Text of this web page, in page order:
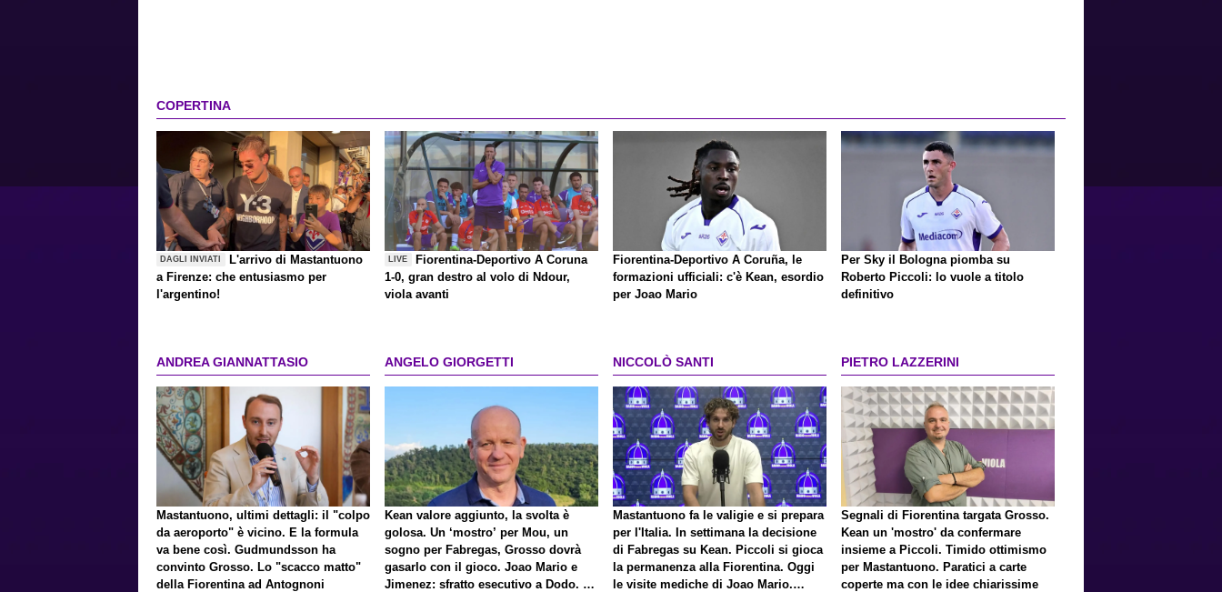
COPERTINA
DAGLI INVIATI
L'arrivo di Mastantuono
a Firenze: che entusiasmo per
l'argentino!
LIVE
Fiorentina-Deportivo A Coruna
1-0, gran destro al volo di Ndour,
viola avanti
Fiorentina-Deportivo A Coruña, le
formazioni ufficiali: c'è Kean, esordio
per Joao Mario
Per Sky il Bologna piomba su
Roberto Piccoli: lo vuole a titolo
definitivo
ANDREA GIANNATTASIO
Mastantuono, ultimi dettagli: il "colpo
da aeroporto" è vicino. E la formula
va bene così. Gudmundsson ha
convinto Grosso. Lo "scacco matto"
della Fiorentina ad Antognoni
ANGELO GIORGETTI
Kean valore aggiunto, la svolta è
golosa. Un ‘mostro’ per Mou, un
sogno per Fabregas, Grosso dovrà
gasarlo con il gioco. Joao Mario e
Jimenez: sfratto esecutivo a Dodo. E
NICCOLÒ SANTI
Mastantuono fa le valigie e si prepara
per l'Italia. In settimana la decisione
di Fabregas su Kean. Piccoli si gioca
la permanenza alla Fiorentina. Oggi
le visite mediche di Joao Mario.
PIETRO LAZZERINI
Segnali di Fiorentina targata Grosso.
Kean un 'mostro' da confermare
insieme a Piccoli. Timido ottimismo
per Mastantuono. Paratici a carte
coperte ma con le idee chiarissime